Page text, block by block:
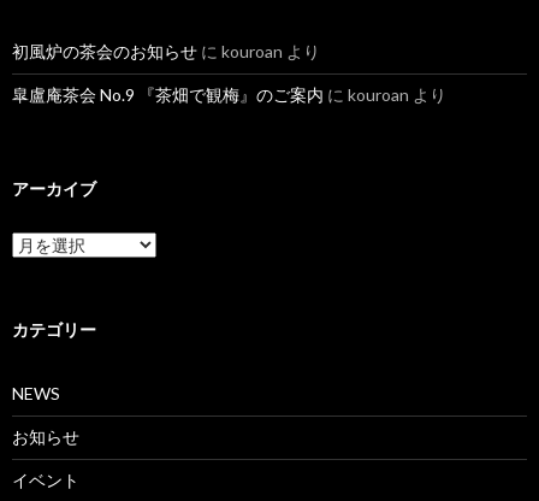
初風炉の茶会のお知らせ に kouroan より
皐盧庵茶会 No.9 『茶畑で観梅』のご案内 に kouroan より
アーカイブ
ア
ー
ブ
カテゴリー
NEWS
お知らせ
イベント